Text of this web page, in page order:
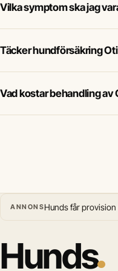
Vilka symptom ska jag
Täcker hundförsäkring
Vad kostar behandling av
ANNONSHunds får
Hunds